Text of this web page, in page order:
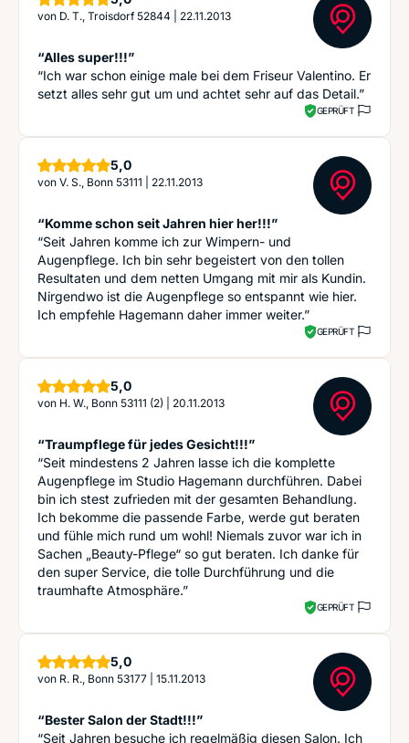
von D. T., Troisdorf 52844 22.11.2013
“Alles super!!!”
“Ich war schon einige male bei dem Friseur Valentino. Er
setzt alles sehr gut um und achtet sehr auf das Detail.”
GEPRÜFT
5,0Sterne
von V. S., Bonn 53111 22.11.2013
“Komme schon seit Jahren hier her!!!”
“Seit Jahren komme ich zur Wimpern- und
Augenpflege. Ich bin sehr begeistert von den tollen
Resultaten und dem netten Umgang mit mir als Kundin.
Nirgendwo ist die Augenpflege so entspannt wie hier.
Ich empfehle Hagemann daher immer weiter.”
GEPRÜFT
5,0Sterne
von H. W., Bonn 53111 (2) 20.11.2013
“Traumpflege für jedes Gesicht!!!”
“Seit mindestens 2 Jahren lasse ich die komplette
Augenpflege im Studio Hagemann durchführen. Dabei
bin ich stest zufrieden mit der gesamten Behandlung.
Ich bekomme die passende Farbe, werde gut beraten
und fühle mich rund um wohl! Niemals zuvor war ich in
Sachen „Beauty-Pflege“ so gut beraten. Ich danke für
den super Service, die tolle Durchführung und die
traumhafte Atmosphäre.”
GEPRÜFT
5,0Sterne
von R. R., Bonn 53177 15.11.2013
“Bester Salon der Stadt!!!”
“Seit Jahren besuche ich regelmäßig diesen Salon. Ich